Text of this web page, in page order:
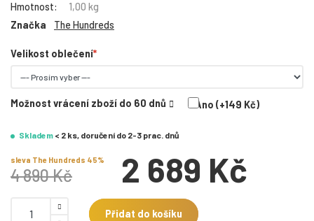
Hmotnost:
1,00 kg
Značka
The Hundreds
Velikost oblečení
Možnost vrácení zboží do 60 dnů Ano (+149 Kč)
Skladem < 2 ks, doručení do 2-3 prac. dnů
sleva The Hundreds 45%
4 890 Kč 2 689 Kč
Přidat do košíku